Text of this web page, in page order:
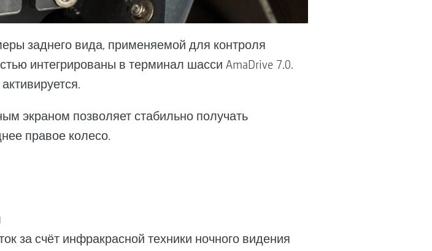
заднего вида, применяемой для контроля
интегрированы в терминал шасси AmaDrive 7.0.
экраном позволяет стабильно получать
правое колесо.
за счёт инфракрасной техники ночного видения